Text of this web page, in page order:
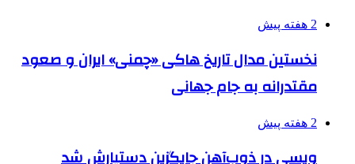
2 هفته پیش
نخستین مدال تاریخ هاکی «چمنی» ایران و صعود
مقتدرانه به جام جهانی
2 هفته پیش
ویسی در ذوب‌آهن جایگزین دستیارش شد